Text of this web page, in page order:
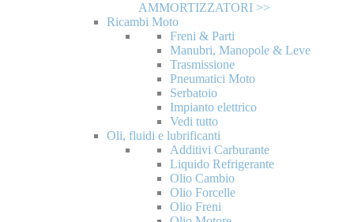
AMMORTIZZATORI >>
Ricambi Moto
Freni & Parti
Manubri, Manopole & Leve
Trasmissione
Pneumatici Moto
Serbatoio
Impianto elettrico
Vedi tutto
Oli, fluidi e lubrificanti
Additivi Carburante
Liquido Refrigerante
Olio Cambio
Olio Forcelle
Olio Freni